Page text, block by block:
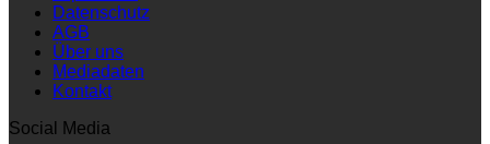
Datenschutz
AGB
Über uns
Mediadaten
Kontakt
Social Media